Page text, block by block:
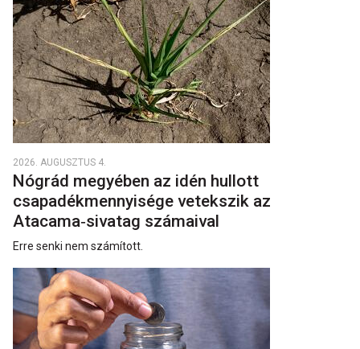
2026. AUGUSZTUS 4.
Nógrád megyében az idén hullott
csapadékmennyisége vetekszik az
Atacama‑sivatag számaival
Erre senki nem számított.